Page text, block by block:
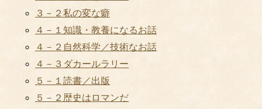
３－２私の変な癖
４－１知識・教養になるお話
４－２自然科学／技術なお話
４－３ダカールラリー
５－１読書／出版
５－２歴史はロマンだ